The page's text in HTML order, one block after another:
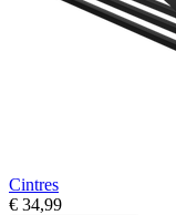
Cintres
€ 34,99